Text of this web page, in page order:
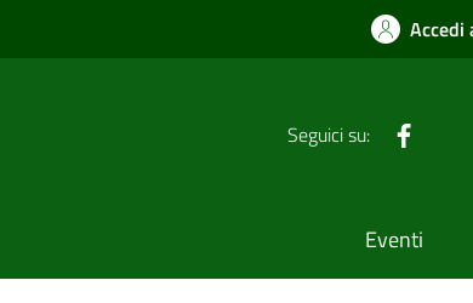
Accedi
Seguici su:
Eventi